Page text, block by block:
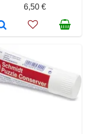
6,50 €